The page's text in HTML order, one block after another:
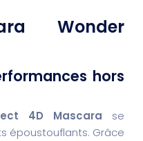
Wonder
hors
4D Mascara se
époustouflants. Grâce